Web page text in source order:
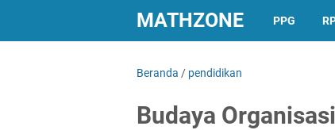
MATHZONE PPG
Beranda / pendidikan
Budaya